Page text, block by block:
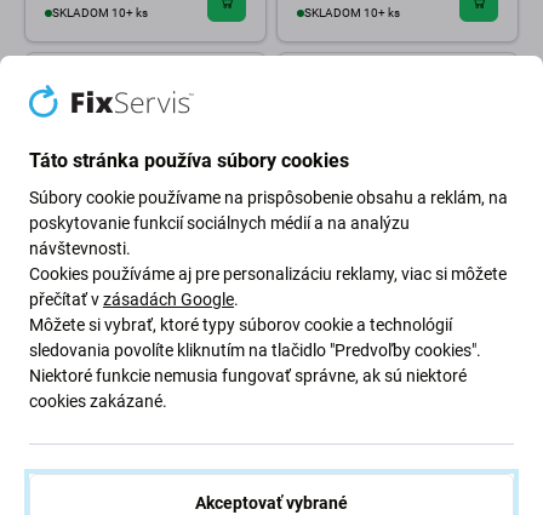
SKLADOM 10+ ks SKLADOM 10+ ks
FixPremium
FixPremium - MagSafe
PowerBank 5000mAh, ružová
14,98 €
FixPremium - MagSafe Duo
pre iPhone a Apple Watch,
biela
Táto stránka používa súbory cookies
Súbory cookie používame na prispôsobenie obsahu a reklám, na
poskytovanie funkcií sociálnych médií a na analýzu
návštevnosti.
Cookies používáme aj pre personalizáciu reklamy, viac si môžete
přečítať vzásadách Google.
Môžete si vybrať, ktoré typy súborov cookie a technológií
sledovania povolíte kliknutím na tlačidlo "Predvoľby cookies".
Niektoré funkcie nemusia fungovať správne, ak sú niektoré
cookies zakázané.
Akceptovať vybrané